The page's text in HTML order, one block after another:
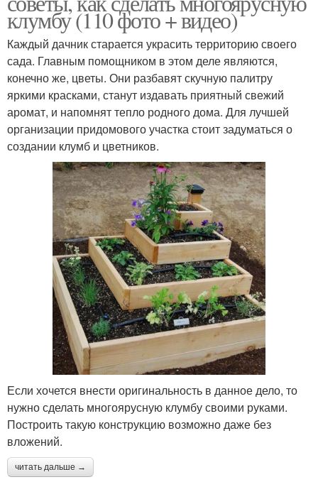
клумбу (110 фото + видео)
Каждый дачник старается украсить территорию своего
сада. Главным помощником в этом деле являются,
конечно же, цветы. Они разбавят скучную палитру
яркими красками, станут издавать приятный свежий
аромат, и напомнят тепло родного дома. Для лучшей
организации придомового участка стоит задуматься о
создании клумб и цветников.
Если хочется внести оригинальность в данное дело, то
нужно сделать многоярусную клумбу своими руками.
Построить такую конструкцию возможно даже без
вложений.
читать дальше →